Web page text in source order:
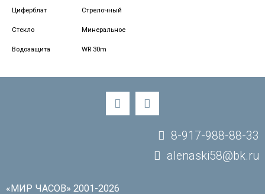
Циферблат Стрелочный
Стекло Минеральное
Водозащита WR 30m
«МИР ЧАСОВ» 2001-2026
8-917-988-88-33
alenaski58@bk.ru